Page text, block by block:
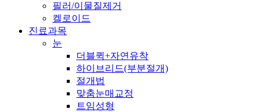
필러/이물질제거
켈로이드
진료과목
눈
더블퀵+자연유착
하이브리드(부분절개)
절개법
맞춤눈매교정
트임성형